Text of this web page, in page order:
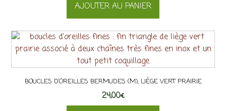
AJOUTER AU PANIER
BOUCLES D’OREILLES BERMUDES (M), LIÈGE VERT PRAIRIE
24,00€